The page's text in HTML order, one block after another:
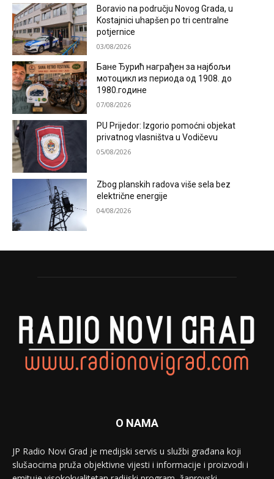
Boravio na području Novog Grada, u
Kostajnici uhapšen po tri centralne
potjernice
03/08/2026
Бане Ђурић награђен за најбољи
мотоцикл из периода од 1908. до
1980.године
07/08/2026
PU Prijedor: Izgorio pomoćni objekat
privatnog vlasništva u Vodičevu
05/08/2026
Zbog planskih radova više sela bez
električne energije
04/08/2026
O NAMA
JP Radio Novi Grad je medijski servis u službi građana koji
slušaocima pruža objektivne vijesti i informacije i proizvodi i